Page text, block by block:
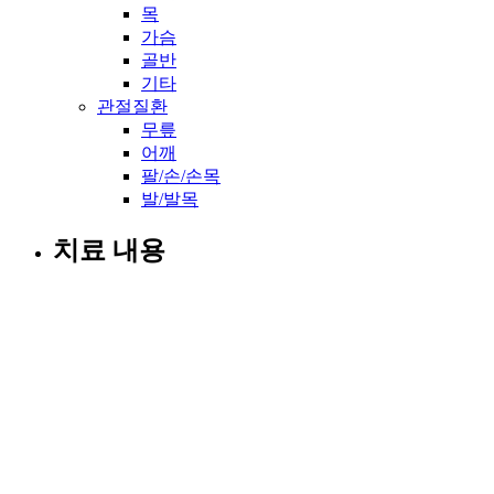
목
가슴
골반
기타
관절질환
무릎
어깨
팔/손/손목
발/발목
치료 내용